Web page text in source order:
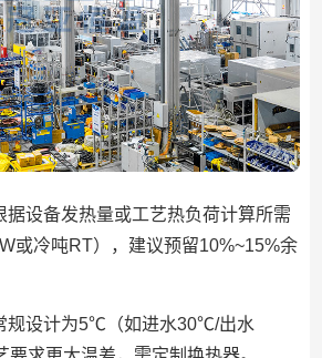
据设备发热量或工艺热负荷计算所需
或冷吨RT），建议预留10%~15%余
规设计为5℃（如进水30℃/出水